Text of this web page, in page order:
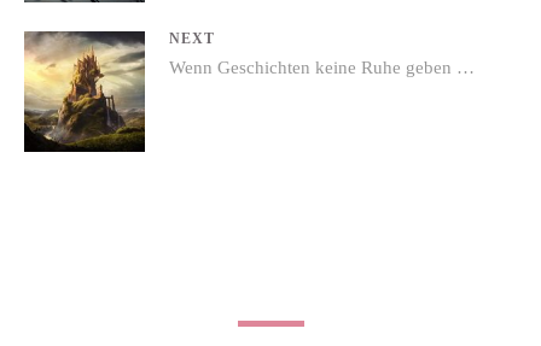
NEXT
Next
post:
Wenn Geschichten keine Ruhe geben …